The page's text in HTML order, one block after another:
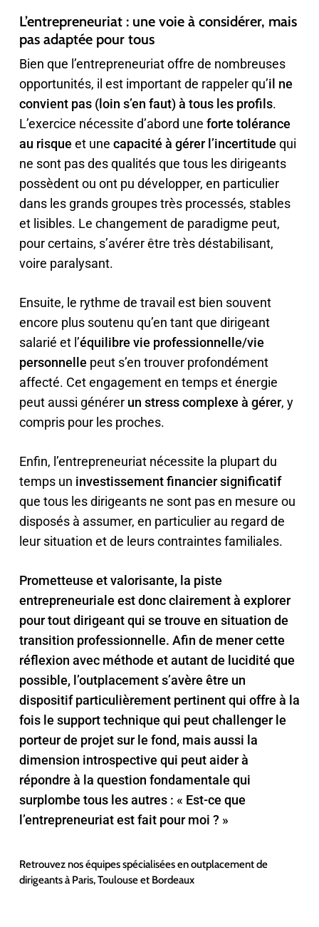
L’entrepreneuriat : une voie à considérer, mais
pas adaptée pour tous
Bien que l’entrepreneuriat offre de nombreuses
opportunités, il est important de rappeler qu’il ne
convient pas (loin s’en faut) à tous les profils.
L’exercice nécessite d’abord une forte tolérance
au risque et une capacité à gérer l’incertitude qui
ne sont pas des qualités que tous les dirigeants
possèdent ou ont pu développer, en particulier
dans les grands groupes très processés, stables
et lisibles. Le changement de paradigme peut,
pour certains, s’avérer être très déstabilisant,
voire paralysant.
Ensuite, le rythme de travail est bien souvent
encore plus soutenu qu’en tant que dirigeant
salarié et l’équilibre vie professionnelle/vie
personnelle peut s’en trouver profondément
affecté. Cet engagement en temps et énergie
peut aussi générer un stress complexe à gérer, y
compris pour les proches.
Enfin, l’entrepreneuriat nécessite la plupart du
temps un investissement financier significatif
que tous les dirigeants ne sont pas en mesure ou
disposés à assumer, en particulier au regard de
leur situation et de leurs contraintes familiales.
Prometteuse et valorisante, la piste
entrepreneuriale est donc clairement à explorer
pour tout dirigeant qui se trouve en situation de
transition professionnelle. Afin de mener cette
réflexion avec méthode et autant de lucidité que
possible, l’outplacement s’avère être un
dispositif particulièrement pertinent qui offre à la
fois le support technique qui peut challenger le
porteur de projet sur le fond, mais aussi la
dimension introspective qui peut aider à
répondre à la question fondamentale qui
surplombe tous les autres : « Est-ce que
l’entrepreneuriat est fait pour moi ? »
Retrouvez nos équipes spécialisées en outplacement de
dirigeants à Paris,Toulouseet Bordeaux